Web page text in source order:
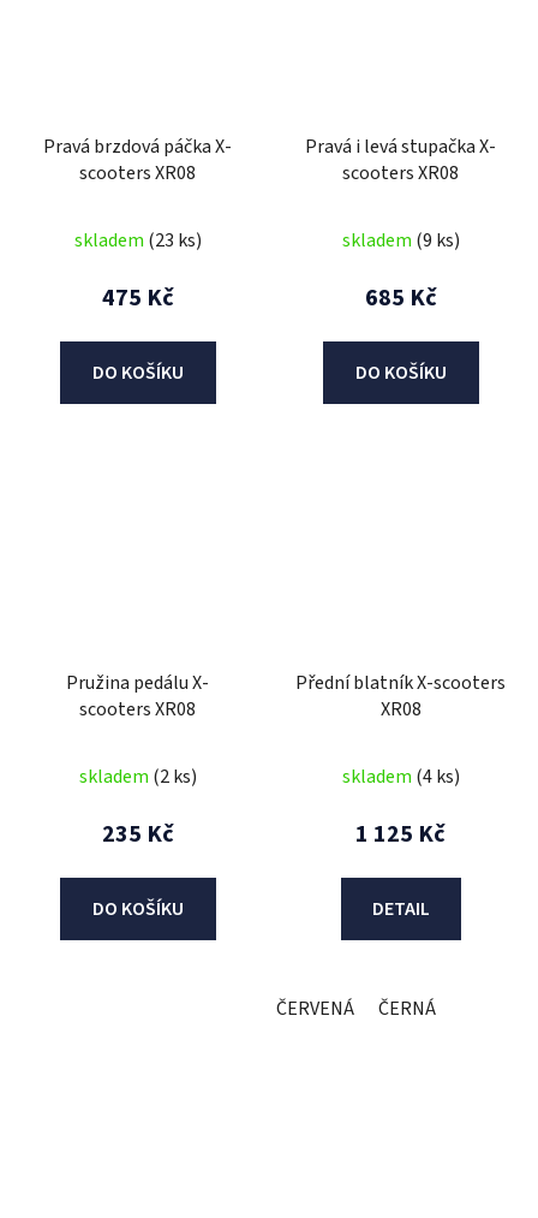
Pravá brzdová páčka X-
scooters XR08
skladem (23 ks)
475 Kč
DO KOŠÍKU
Pravá i levá stupačka X-
scooters XR08
skladem (9 ks)
685 Kč
DO KOŠÍKU
Pružina pedálu X-
scooters XR08
skladem (2 ks)
235 Kč
DO KOŠÍKU
Přední blatník X-scooters
XR08
skladem (4 ks)
1 125 Kč
DETAIL
ČERVENÁ ČERNÁ